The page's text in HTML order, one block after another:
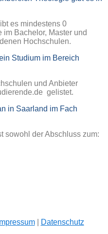
es mindestens 0
Bachelor, Master und
Hochschulen.
Studium im Bereich
und Anbieter
gelistet.
in Saarland im Fach
sowohl der Abschluss zum:
Impressum|
Datenschutz